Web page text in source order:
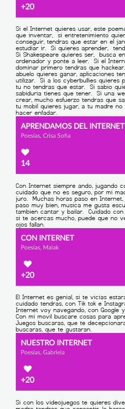
+20
APRENDAMOS DEL INTERNET
Poesías, Crisa Sofia
14
CON INTERNET
Poesías, Malak
+20
NUESTRO INTERNET
Poesías, Gabriela
+20